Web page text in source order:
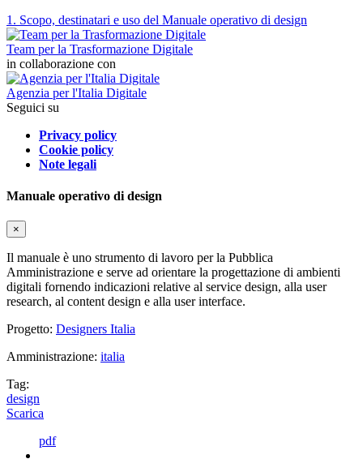
1. Scopo, destinatari e uso del Manuale operativo di design
Team per la Trasformazione Digitale
in collaborazione con
Agenzia per l'Italia Digitale
Seguici su
Privacy policy
Cookie policy
Note legali
Manuale operativo di design
×
Il manuale è uno strumento di lavoro per la Pubblica
Amministrazione e serve ad orientare la progettazione di ambienti
digitali fornendo indicazioni relative al service design, alla user
research, al content design e alla user interface.
Progetto: Designers Italia
Amministrazione: italia
Tag:
design
Scarica
pdf